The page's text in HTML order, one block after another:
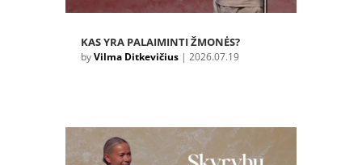
KAS YRA PALAIMINTI ŽMONĖS?
byVilma Ditkevičius| 2026.07.19